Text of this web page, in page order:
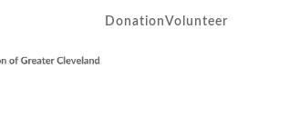
Donation Volunteer